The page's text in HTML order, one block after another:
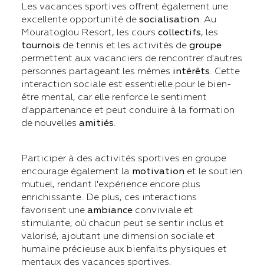
Les vacances sportives offrent également une
excellente opportunité de socialisation. Au
Mouratoglou Resort, les cours collectifs, les
tournois de tennis et les activités de groupe
permettent aux vacanciers de rencontrer d'autres
personnes partageant les mêmes intérêts. Cette
interaction sociale est essentielle pour le bien-
être mental, car elle renforce le sentiment
d'appartenance et peut conduire à la formation
de nouvelles amitiés.
Participer à des activités sportives en groupe
encourage également la motivation et le soutien
mutuel, rendant l'expérience encore plus
enrichissante. De plus, ces interactions
favorisent une ambiance conviviale et
stimulante, où chacun peut se sentir inclus et
valorisé, ajoutant une dimension sociale et
humaine précieuse aux bienfaits physiques et
mentaux des vacances sportives.